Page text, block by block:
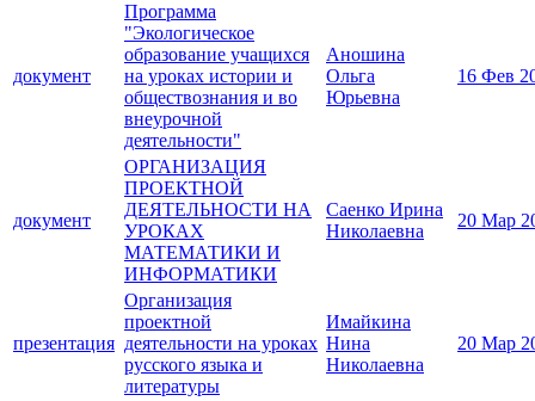
документ
Программа
"Экологическое
образование учащихся
на уроках истории и
обществознания и во
внеурочной
деятельности"
Аношина
Ольга
Юрьевна
16 Фев
документ
ОРГАНИЗАЦИЯ
ПРОЕКТНОЙ
ДЕЯТЕЛЬНОСТИ НА
УРОКАХ
МАТЕМАТИКИ И
ИНФОРМАТИКИ
Саенко Ирина
Николаевна
20 Мар
презентация
Организация
проектной
деятельности на уроках
русского языка и
литературы
Имайкина
Нина
Николаевна
20 Мар